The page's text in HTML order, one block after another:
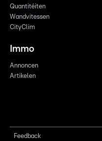
Quantitéiten
Wandvitessen
CityClim
Immo
Annoncen
Artikelen
Feedback